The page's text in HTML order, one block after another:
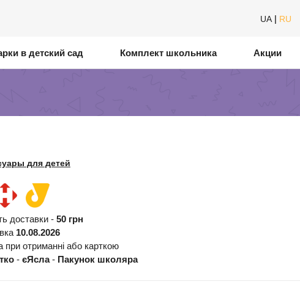
UA | RU
в детский сад Комплект школьника Акции
для детей
доставки - 50 грн
10.08.2026
при отриманні або карткою
- єЯсла- Пакунок школяра